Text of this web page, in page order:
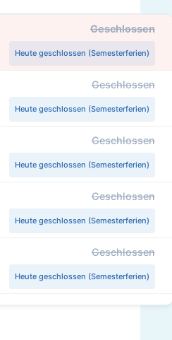
Geschlossen
Heute geschlossen (Semesterferien)
Geschlossen
Heute geschlossen (Semesterferien)
Geschlossen
Heute geschlossen (Semesterferien)
Geschlossen
Heute geschlossen (Semesterferien)
Geschlossen
Heute geschlossen (Semesterferien)